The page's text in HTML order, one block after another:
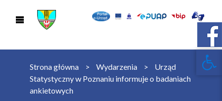
Strona główna Wydarzenia
Urząd
Statystyczny w Poznaniu informuje o badaniach
ankietowych